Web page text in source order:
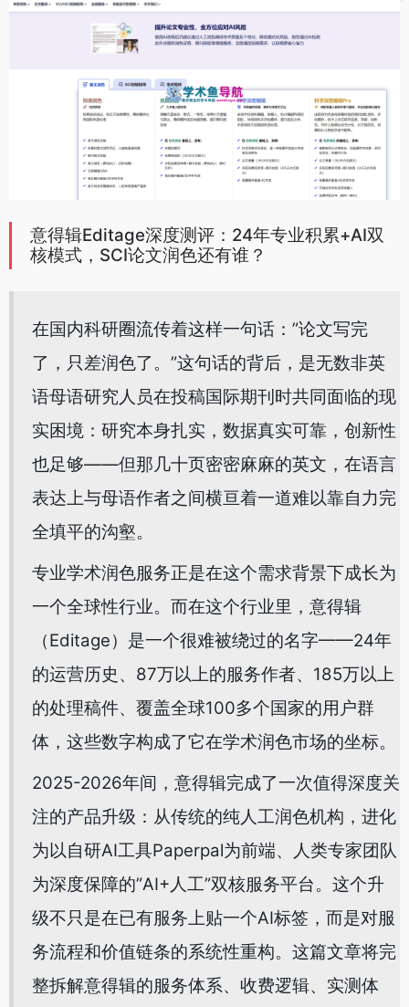
意得辑Editage深度测评：24年专业积累+AI双
核模式，SCI论文润色还有谁？
在国内科研圈流传着这样一句话：”论文写完
了，只差润色了。”这句话的背后，是无数非英
语母语研究人员在投稿国际期刊时共同面临的现
实困境：研究本身扎实，数据真实可靠，创新性
也足够——但那几十页密密麻麻的英文，在语言
表达上与母语作者之间横亘着一道难以靠自力完
全填平的沟壑。
专业学术润色服务正是在这个需求背景下成长为
一个全球性行业。而在这个行业里，意得辑
（Editage）是一个很难被绕过的名字——24年
的运营历史、87万以上的服务作者、185万以上
的处理稿件、覆盖全球100多个国家的用户群
体，这些数字构成了它在学术润色市场的坐标。
2025-2026年间，意得辑完成了一次值得深度关
注的产品升级：从传统的纯人工润色机构，进化
为以自研AI工具Paperpal为前端、人类专家团队
为深度保障的”AI+人工”双核服务平台。这个升
级不只是在已有服务上贴一个AI标签，而是对服
务流程和价值链条的系统性重构。这篇文章将完
整拆解意得辑的服务体系、收费逻辑、实测体